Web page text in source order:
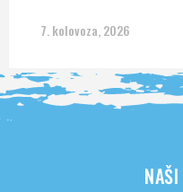
7. kolovoza, 2026